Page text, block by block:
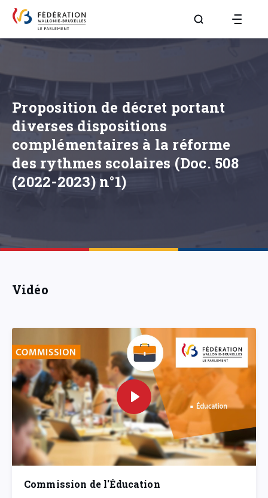
Aller à la page
Proposition de décret portant
diverses dispositions
complémentaires à la réforme
des rythmes scolaires (Doc. 508
(2022-2023) n°1)
Vidéo
Commission de l'Éducation